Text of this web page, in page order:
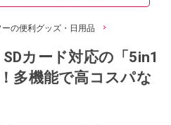
ーの便利グッズ・日用品
カード対応の「5in1
多機能で高コスパな